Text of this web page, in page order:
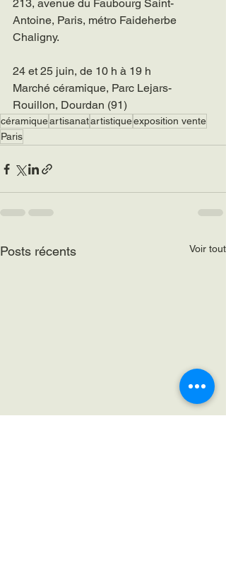
213, avenue du Faubourg Saint-
Antoine, Paris, métro Faideherbe
Chaligny.
24 et 25 juin, de 10 h à 19 h
Marché céramique, Parc Lejars-
Rouillon, Dourdan (91)
céramiqueartisanatartistiqueexposition vente
Paris
Posts récents Voir tout